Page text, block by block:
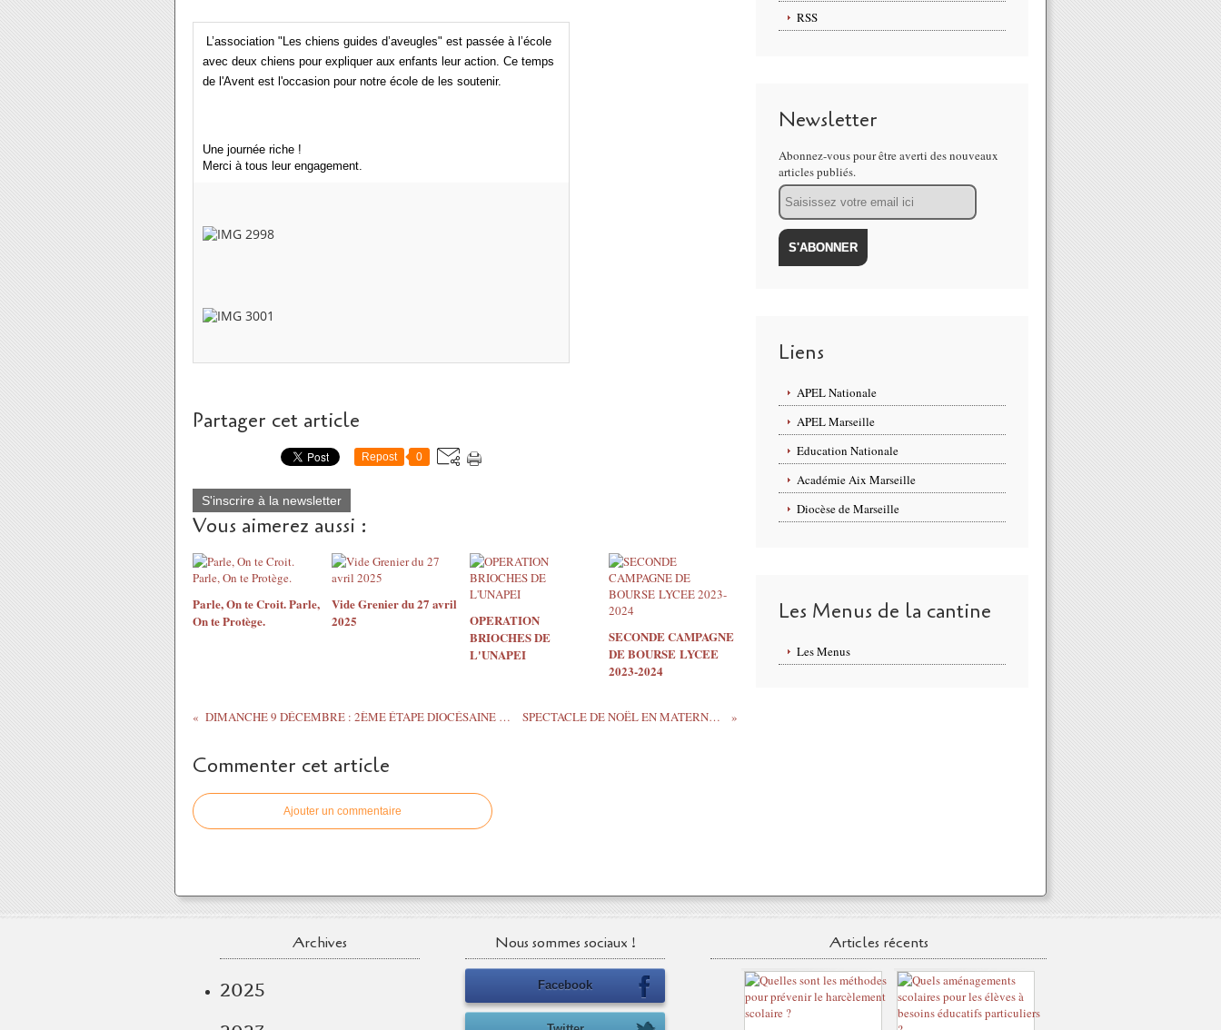
L’association "Les chiens guides d’aveugles" est passée à l’école
avec deux chiens pour expliquer aux enfants leur action. Ce temps
de l'Avent est l'occasion pour notre école de les soutenir.
Une journée riche !
Merci à tous leur engagement.
Partager cet article
Repost 0
S'inscrire à la newsletter
Vous aimerez aussi :
Parle, On te Croit. Parle,
On te Protège.
Vide Grenier du 27 avril
2025
OPERATION
BRIOCHES DE
L'UNAPEI
SECONDE CAMPAGNE
DE BOURSE LYCEE
2023-2024
DIMANCHE 9 DÉCEMBRE : 2ÈME ÉTAPE DIOCÉSAINE DE BAPTÊME SPECTACLE DE NOËL EN MATERNELLE 2018
Commenter cet article
Ajouter un commentaire
RSS
Newsletter
Abonnez-vous pour être averti des nouveaux
articles publiés.
Email
Liens
APEL Nationale
APEL Marseille
Education Nationale
Académie Aix Marseille
Diocèse de Marseille
Les Menus de la cantine
Les Menus
Archives
2025
Nous sommes sociaux !
Facebook
Articles récents